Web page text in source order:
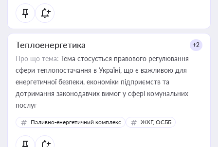
Теплоенергетика +2
Про що тема: Тема стосується правового регулювання
сфери теплопостачання в Україні, що є важливою для
енергетичної безпеки, економіки підприємств та
дотримання законодавчих вимог у сфері комунальних
послуг
Паливно-енергетичний комплекс ЖКГ, ОСББ